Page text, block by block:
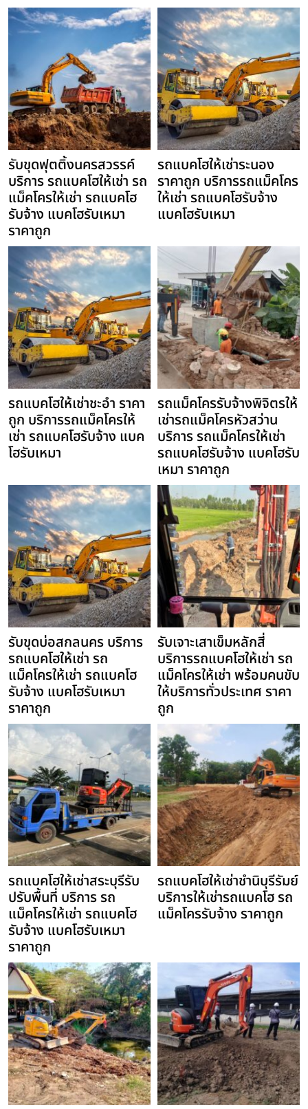
รับขุดฟุตติ้งนครสวรรค์
บริการ รถแบคโฮให้เช่า รถ
แม็คโครให้เช่า รถแบคโฮ
รับจ้าง แบคโฮรับเหมา
ราคาถูก
รถแบคโฮให้เช่าระนอง
ราคาถูก บริการรถแม็คโคร
ให้เช่า รถแบคโฮรับจ้าง
แบคโฮรับเหมา
รถแบคโฮให้เช่าชะอำ ราคา
ถูก บริการรถแม็คโครให้
เช่า รถแบคโฮรับจ้าง แบค
โฮรับเหมา
รถแม็คโครรับจ้างพิจิตรให้
เช่ารถแม็คโครหัวสว่าน
บริการ รถแม็คโครให้เช่า
รถแบคโฮรับจ้าง แบคโฮรับ
เหมา ราคาถูก
รับขุดบ่อสกลนคร บริการ
รถแบคโฮให้เช่า รถ
แม็คโครให้เช่า รถแบคโฮ
รับจ้าง แบคโฮรับเหมา
ราคาถูก
รับเจาะเสาเข็มหลักสี่
บริการรถแบคโฮให้เช่า รถ
แม็คโครให้เช่า พร้อมคนขับ
ให้บริการทั่วประเทศ ราคา
ถูก
รถแบคโฮให้เช่าสระบุรีรับ
ปรับพื้นที่ บริการ รถ
แม็คโครให้เช่า รถแบคโฮ
รับจ้าง แบคโฮรับเหมา
ราคาถูก
รถแบคโฮให้เช่าชำนิบุรีรัมย์
บริการให้เช่ารถแบคโฮ รถ
แม็คโครรับจ้าง ราคาถูก